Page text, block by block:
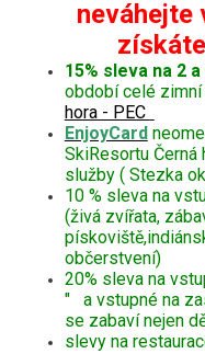
neváhejte
15% sleva na 2
období celé
hora - PEC
EnjoyCard
SkiResortu
služby ( Stezka
10 % sleva na
(živá zvířata,
občerstvení)
20% sleva na
" a vstupné na
se zabaví nejen
slevy na